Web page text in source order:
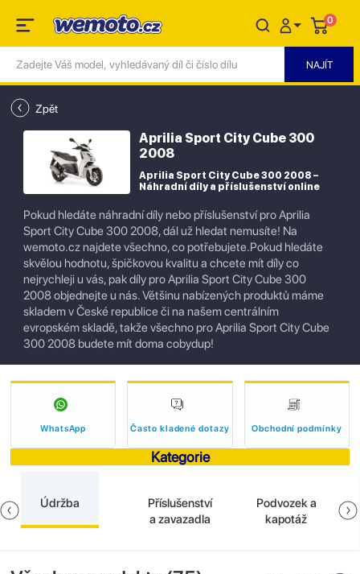
0
Zpět
Aprilia Sport City Cube 300
2008
Aprilia Sport City Cube 300 2008 –
Náhradní díly a příslušenství online
Pokud hledáte náhradní díly nebo příslušenství pro Aprilia
Sport City Cube 300 2008, dál už hledat nemusíte! Na
wemoto.cz najdete všechno, co potřebujete.Pokud hledáte
skvělou hodnotu, špičkovou kvalitu a chcete mít díly co
nejrychleji u vás, pak díly pro Aprilia Sport City Cube 300
2008 objednejte u nás. Většinu nabízených produktů máme
skladem v České republice či na našem centrálním
evropském skladě, takže všechno pro Aprilia Sport City Cube
300 2008 budete mít doma cobydup!
WhatsApp Často kladené dotazy Obchodní podmínky
Kategorie
Údržba
Příslušenství
a zavazadla
Podvozek a
kapotáž